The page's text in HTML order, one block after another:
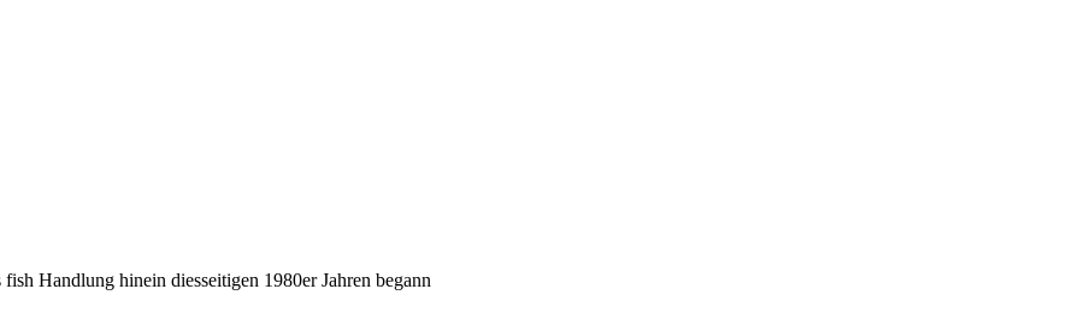
Handlung hinein diesseitigen 1980er Jahren begann